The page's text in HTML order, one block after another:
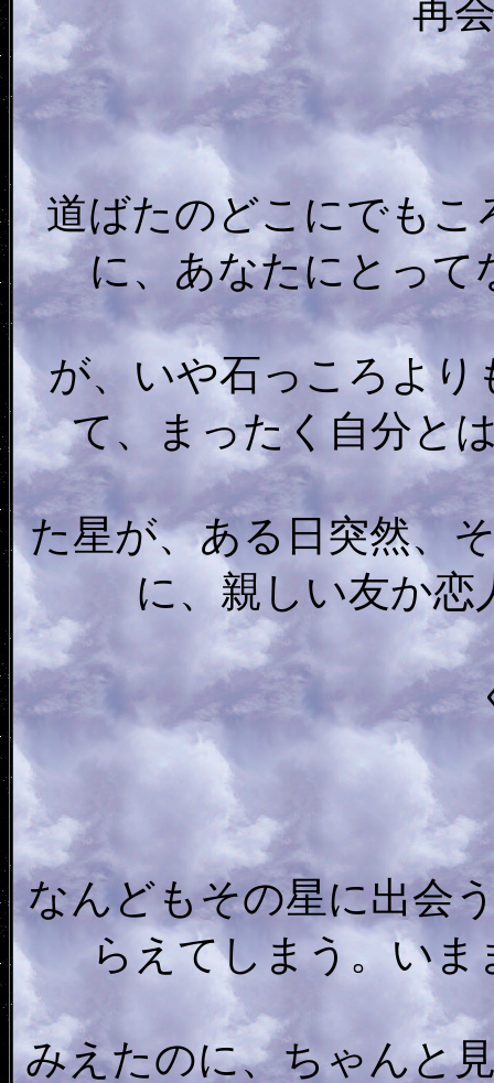
再
道ばたのどこにでも
に、あなたにとって
が、いや石っころよ
て、まったく自分と
た星が、ある日突然、
に、親しい友か
なんどもその星に出会
らえてしまう。い
みえたのに、ちゃんと